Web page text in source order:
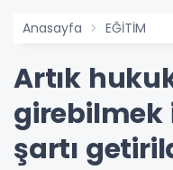
Anasayfa EĞİTİM
Artık
girebilmek
şartı